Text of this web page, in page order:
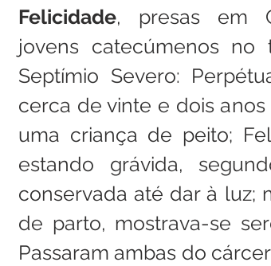
Felicidade, presas em
jovens catecúmenos
Septímio Severo:
cerca de vinte e dois
uma criança de peito;
estando grávida,
conservada até dar à luz;
de parto, mostrava-se
Passaram ambas do